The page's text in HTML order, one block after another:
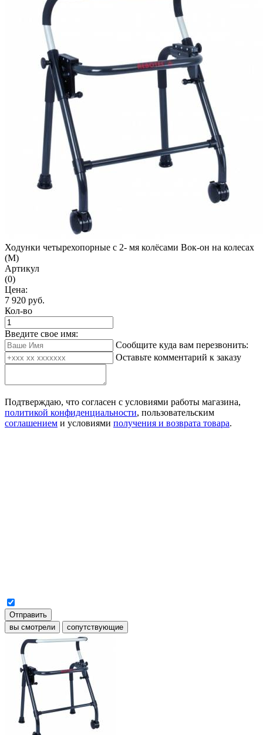
Ходунки четырехопорные с 2- мя колёсами Вок-он на колесах
(М)
Артикул
(0)
Цена:
7 920 руб.
Кол-во
Введите свое имя:
Сообщите куда вам перезвонить:
Оставьте комментарий к заказу
Подтверждаю, что согласен с условиями работы магазина,
политикой конфиденциальности, пользовательским
соглашением и условиями получения и возврата товара.
Отправить
вы смотрели
сопутствующие